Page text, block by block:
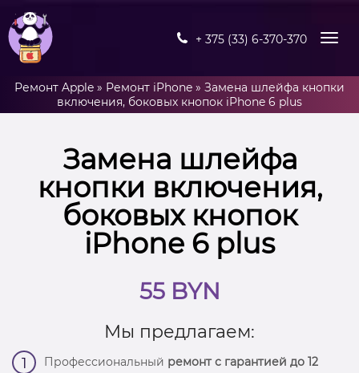
+ 375 (33) 6-370-370
Ремонт Apple » Ремонт iPhone » Замена шлейфа кнопки
включения, боковых кнопок iPhone 6 plus
Замена шлейфа
кнопки включения,
боковых кнопок
iPhone 6 plus
55 BYN
Мы предлагаем:
1 Профессиональный ремонт с гарантией до 12